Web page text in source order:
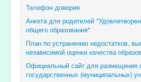
Телефон доверия
Анкета для родителей
общего образования"
План по устранению недостатков,
независимой оценки качества
Официальный сайт для размещения
государственных (муниципальных)